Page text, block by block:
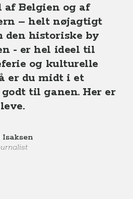
af Belgien og af
– helt nøjagtigt
den historiske by
- er hel ideel til
og kulturelle
er du midt i et
til ganen. Her er